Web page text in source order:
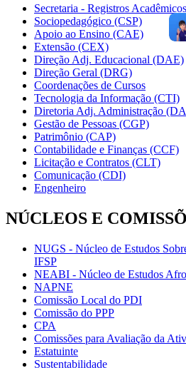
Secretaria - Registros
Sociopedagógico (CSP)
Apoio ao Ensino (CAE)
Extensão (CEX)
Direção Adj. Educacional (DAE)
Direção Geral (DRG)
Coordenações de Cursos
Tecnologia da Informação (CTI)
Diretoria Adj. Administração
Gestão de Pessoas (CGP)
Patrimônio (CAP)
Contabilidade e Finanças (CCF)
Licitação e Contratos (CLT)
Comunicação (CDI)
Engenheiro
NÚCLEOS E
NUGS - Núcleo de Estudos
IFSP
NEABI - Núcleo de Estudos
NAPNE
Comissão Local do PDI
Comissão do PPP
CPA
Comissões para Avaliação da
Estatuinte
Sustentabilidade